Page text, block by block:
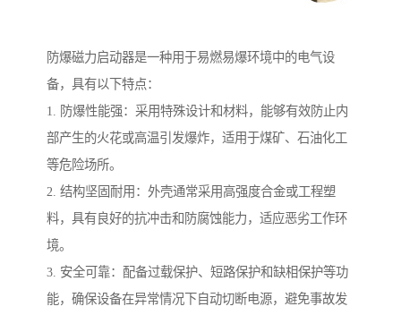
防爆磁力启动器是一种用于易燃易爆环境中的电气设
备，具有以下特点：
1. 防爆性能强：采用特殊设计和材料，能够有效防止内
部产生的火花或高温引发爆炸，适用于煤矿、石油化工
等危险场所。
2. 结构坚固耐用：外壳通常采用高强度合金或工程塑
料，具有良好的抗冲击和防腐蚀能力，适应恶劣工作环
境。
3. 安全可靠：配备过载保护、短路保护和缺相保护等功
能，确保设备在异常情况下自动切断电源，避免事故发